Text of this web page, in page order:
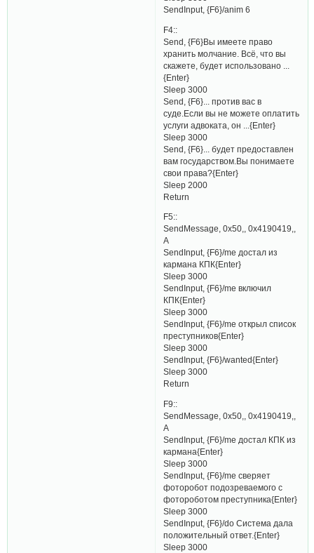
SendInput, {F6}/anim 6
F4::
Send, {F6}Вы имеете право
хранить молчание. Всё, что вы
скажете, будет использовано ...
{Enter}
Sleep 3000
Send, {F6}... против вас в
суде.Если вы не можете оплатить
услуги адвоката, он ...{Enter}
Sleep 3000
Send, {F6}... будет предоставлен
вам государством.Вы понимаете
свои права?{Enter}
Sleep 2000
Return
F5::
SendMessage, 0x50,, 0x4190419,,
A
SendInput, {F6}/me достал из
кармана КПК{Enter}
Sleep 3000
SendInput, {F6}/me включил
КПК{Enter}
Sleep 3000
SendInput, {F6}/me открыл список
преступников{Enter}
Sleep 3000
SendInput, {F6}/wanted{Enter}
Sleep 3000
Return
F9::
SendMessage, 0x50,, 0x4190419,,
A
SendInput, {F6}/me достал КПК из
кармана{Enter}
Sleep 3000
SendInput, {F6}/me сверяет
фоторобот подозреваемого с
фотороботом преступника{Enter}
Sleep 3000
SendInput, {F6}/do Система дала
положительный ответ.{Enter}
Sleep 3000